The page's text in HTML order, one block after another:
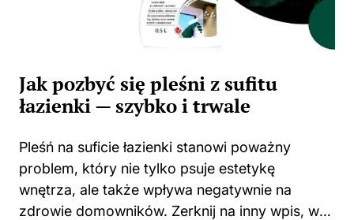
Jak pozbyć się pleśni z sufitu
łazienki — szybko i trwale
Pleśń na suficie łazienki stanowi poważny
problem, który nie tylko psuje estetykę
wnętrza, ale także wpływa negatywnie na
zdrowie domowników. Zerknij na inny wpis, w